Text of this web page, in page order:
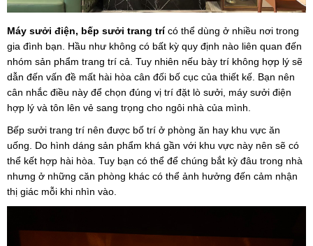
Máy sưởi điện, bếp sưởi trang trícó thể dùng ở nhiều nơi trong
gia đình bạn. Hầu như không có bất kỳ quy định nào liên quan đến
nhóm sản phẩm trang trí cả. Tuy nhiên nếu bày trí không hợp lý sẽ
dẫn đến vấn đề mất hài hòa cân đối bố cục của thiết kế. Bạn nên
cân nhắc điều này để chọn đúng vị trí đặt lò sưởi, máy sưởi điện
hợp lý và tôn lên vẻ sang trọng cho ngôi nhà của mình.
Bếp sưởi trang trí nên được bố trí ở phòng ăn hay khu vực ăn
uống. Do hình dáng sản phẩm khá gần với khu vực này nên sẽ có
thể kết hợp hài hòa. Tuy bạn có thể để chúng bắt kỳ đâu trong nhà
nhưng ở những căn phòng khác có thể ảnh hưởng đến cảm nhận
thị giác mỗi khi nhìn vào.